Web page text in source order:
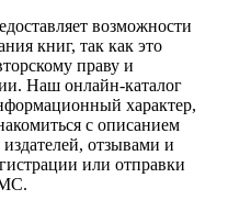
возможности
книг, так как это
праву и
Наш онлайн-каталог
характер,
с описанием
отзывами и
или отправки